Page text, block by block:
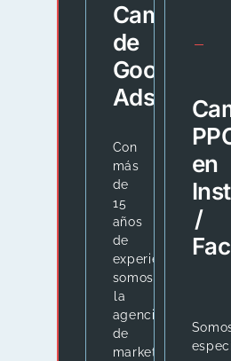
Campañas
de
Google
Ads
Con
más
de
15
años
de
experiencia,
somos
la
agencia
de
marketing
en
/